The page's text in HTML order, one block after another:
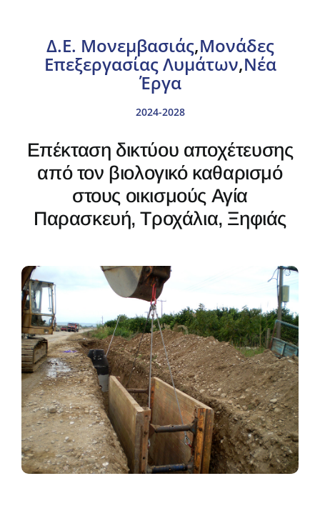
Έργα
Δράσεις
Αντισταθμιστικά
Aνεμογεννητριών
Πρόγραμμα
2024-28
Δ.Ε. Μονεμβασιάς,Μονάδες
Επεξεργασίας Λυμάτων,Νέα
Έργα
2024-2028
Επέκταση δικτύου αποχέτευσης
από τον βιολογικό καθαρισμό
στους οικισμούς Αγία
Παρασκευή, Τροχάλια, Ξηφιάς